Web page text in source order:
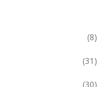
(8)
(31)
(30)